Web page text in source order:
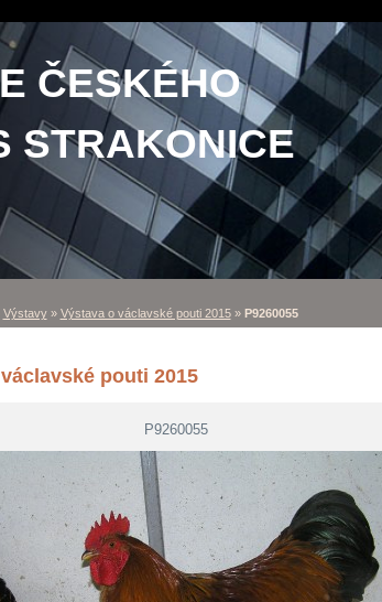
ČESKÉHO
STRAKONICE
Výstavy» Výstava o václavské pouti 2015» P9260055
pouti 2015
P9260055